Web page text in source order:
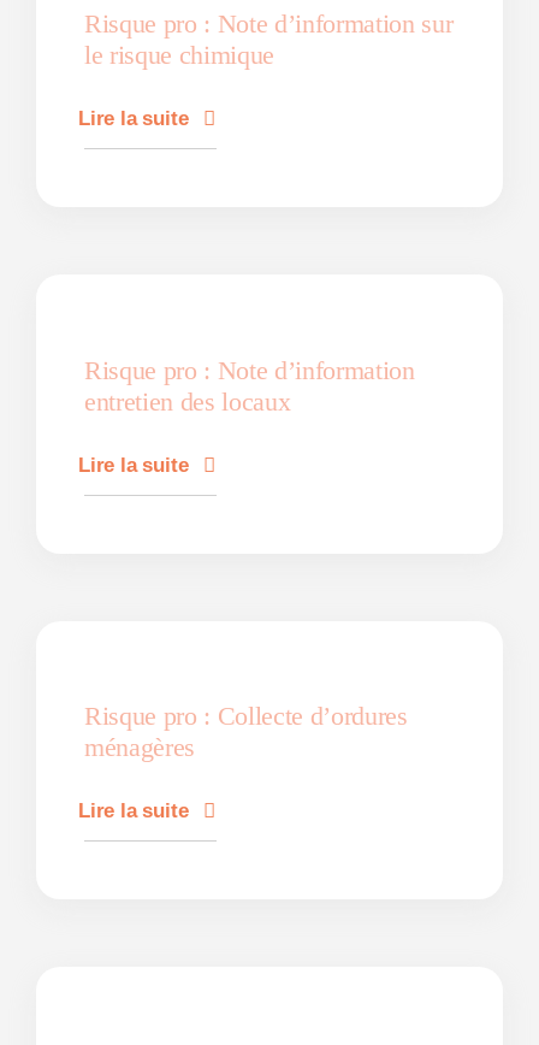
Risque pro : Note d’information sur
le risque chimique
Lire la suite
Risque pro : Note d’information
entretien des locaux
Lire la suite
Risque pro : Collecte d’ordures
ménagères
Lire la suite